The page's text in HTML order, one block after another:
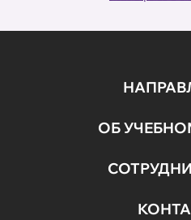
ОБ